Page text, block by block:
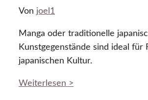
Von joel1
Manga oder traditionelle
Kunstgegenstände sind ideal für
japanischen Kultur.
Weiterlesen >